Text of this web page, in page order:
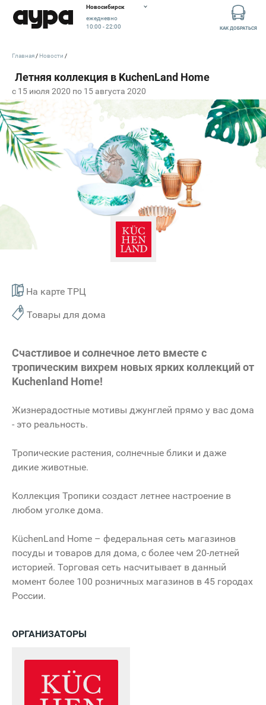
Новосибирск
ежедневно
10:00 - 22:00
КАК ДОБРАТЬСЯ
c 15 июля 2020 по 15 августа 2020
На карте ТРЦ
Товары для дома
Главная Новости
Счастливое и солнечное лето вместе с
тропическим вихрем новых ярких коллекций от
Kuchenland Home!
Жизнерадостные мотивы джунглей прямо у вас дома
- это реальность.
Тропические растения, солнечные блики и даже
дикие животные.
Коллекция Тропики создаст летнее настроение в
любом уголке дома.
KüchenLand Home – федеральная сеть магазинов
посуды и товаров для дома, с более чем 20-летней
историей. Торговая сеть насчитывает в данный
момент более 100 розничных магазинов в 45 городах
России.
ОРГАНИЗАТОРЫ